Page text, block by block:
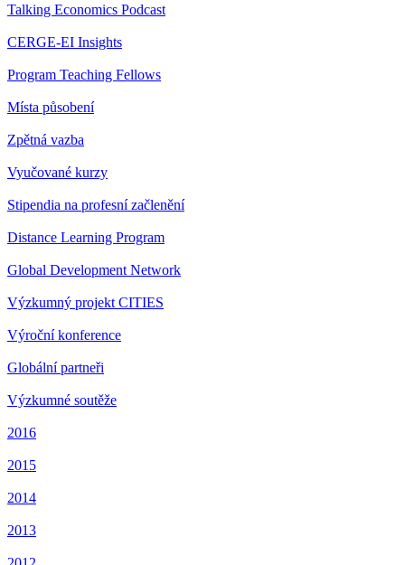
Talking Economics Podcast
CERGE-EI Insights
Program Teaching Fellows
Místa působení
Zpětná vazba
Vyučované kurzy
Stipendia na profesní začlenění
Distance Learning Program
Global Development Network
Výzkumný projekt CITIES
Výroční konference
Globální partneři
Výzkumné soutěže
2016
2015
2014
2013